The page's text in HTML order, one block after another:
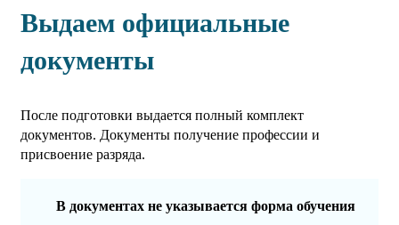
Выдаем официальные
документы
После подготовки выдается полный комплект
документов. Документы получение профессии и
присвоение разряда.
В документах не указывается форма обучения